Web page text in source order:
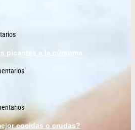
picantes a la cúrcuma
cocidas o crudas?